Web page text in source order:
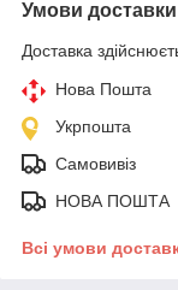
Умови доставки
Доставка
Нова Пошта
Укрпошта
Самовивіз
НОВА ПОШТА
Всі умови